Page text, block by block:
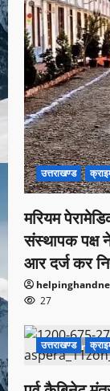
उत्तराखण्ड
मरियम
संस्थापक पक्ष
आर दर्ज कर
27
1 minute
उत्तराखण्ड